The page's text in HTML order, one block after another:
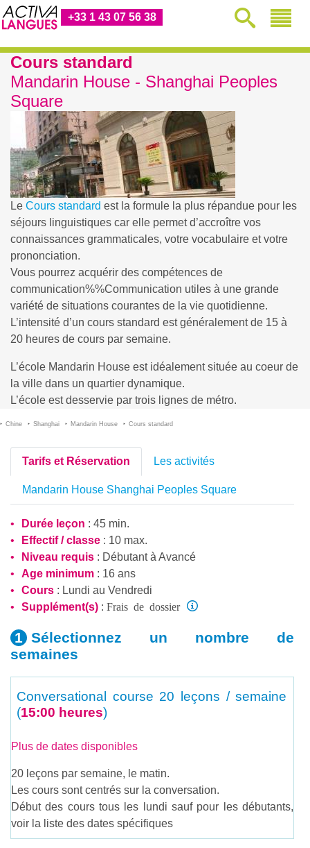
+33 1 43 07 56 38
Cours standard
Mandarin House - Shanghai Peoples
Square
Le Cours standard est la formule la plus répandue pour les
séjours linguistiques car elle permet d’accroître vos
connaissances grammaticales, votre vocabulaire et votre
prononciation.
Vous pourrez acquérir des compétences de
communication%%Communication utiles à une grande
variété de situations courantes de la vie quotidienne.
L’intensité d’un cours standard est généralement de 15 à
20 heures de cours par semaine.
L’école Mandarin House est idéalement située au coeur de
la ville dans un quartier dynamique.
L’école est desservie par trois lignes de métro.
Chine Shanghai Mandarin House Cours standard
Tarifs et Réservation Les activités
Mandarin House Shanghai Peoples Square
Durée leçon : 45 min.
Effectif / classe : 10 max.
Niveau requis : Débutantà Avancé
Age minimum : 16 ans
Cours : Lundi au Vendredi
Supplément(s) : Frais de dossier
Sélectionnez un nombre de
semaines
Conversational course 20 leçons / semaine
(15:00 heures)
Plus de dates disponibles
20 leçons par semaine, le matin.
Les cours sont centrés sur la conversation.
Début des cours tous les lundi sauf pour les débutants,
voir la liste des dates spécifiques